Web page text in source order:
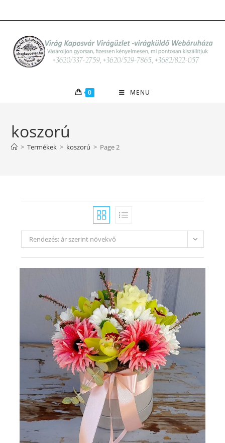
to
0 MENU
koszorú
> Termékek > koszorú > Page 2
Rendezés: ár szerint növekvő